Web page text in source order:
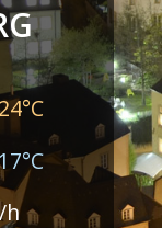
°C
°C
h